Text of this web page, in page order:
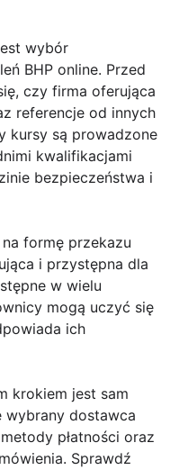
wybór
BHP online. Przed
czy firma oferująca
referencje od innych
kursy są prowadzone
kwalifikacjami
bezpieczeństwa i
formę przekazu
i przystępna dla
w wielu
mogą uczyć się
ich
krokiem jest sam
wybrany dostawca
płatności oraz
Sprawdź